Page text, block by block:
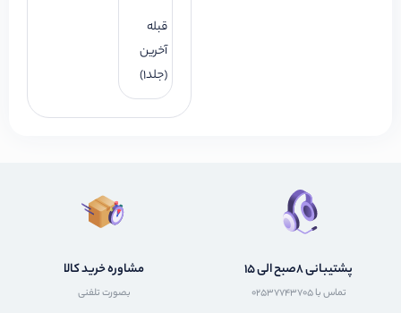
قبله
آخرین
(جلد1)
پشتیبانی 8صبح الی 15
تماس با 02537743705
مشاوره خرید کالا
بصورت تلفنی